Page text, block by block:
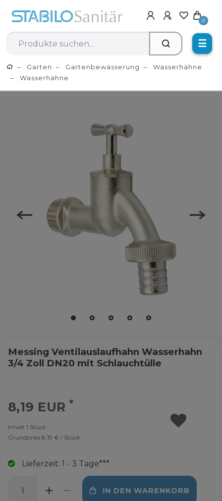
0
☰
Garten Gartenbewässerung
Wasserhähne
Wasserhähne
Messing Ventilauslaufhahn Wasserhahn
3/4 Zoll DN20 mit Schlauchtülle
8,19 EUR*
Inhalt 1 Stück
Grundpreis 8,19 € / Stück
Lieferzeit: 1 - 3 Tage***
IN DEN WARENKORB